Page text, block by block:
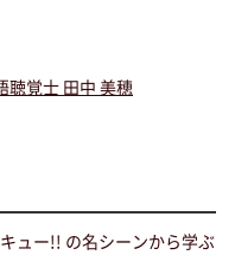
聴覚士 田中 美穂
ュー!! の名シーンから学ぶ